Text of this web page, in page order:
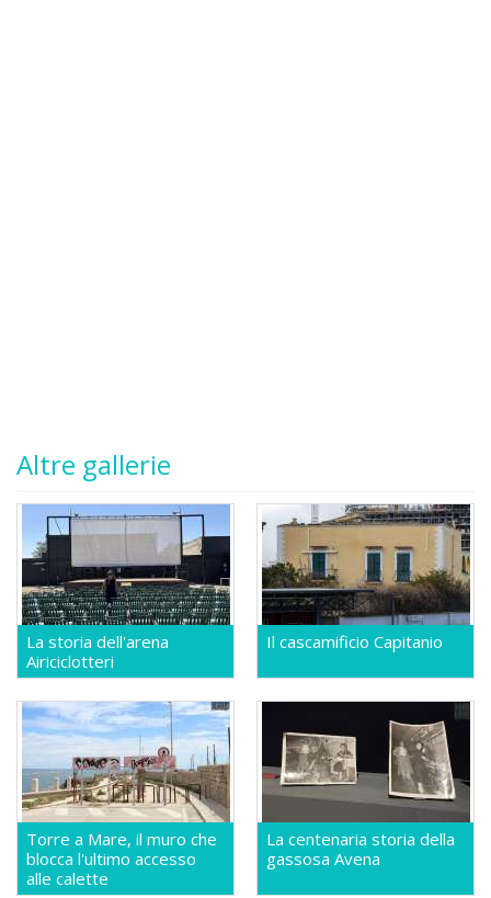
Altre gallerie
La storia dell'arena
Airiciclotteri
Il cascamificio Capitanio
Torre a Mare, il muro che
blocca l'ultimo accesso
alle calette
La centenaria storia della
gassosa Avena